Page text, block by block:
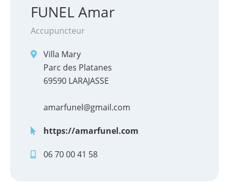
FUNEL Amar
Accupuncteur
Villa Mary
Parc des Platanes
69590 LARAJASSE
amarfunel@gmail.com
https://amarfunel.com
06 70 00 41 58